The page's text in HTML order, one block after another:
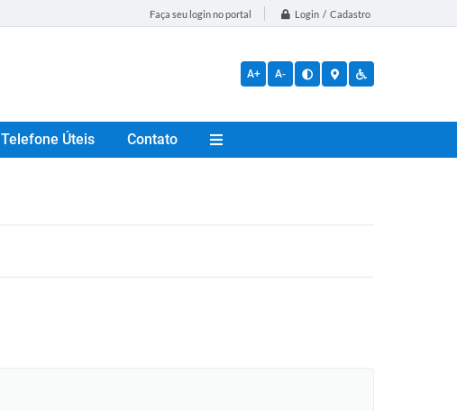
Faça seu login no portal Login / Cadastro
A+ A-
Telefone Úteis Contato